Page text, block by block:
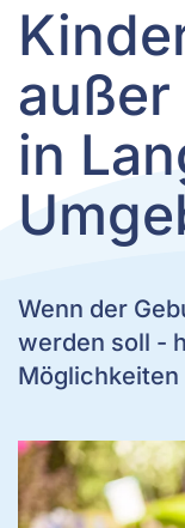
in
Wenn der
werden soll -
Möglichkeiten